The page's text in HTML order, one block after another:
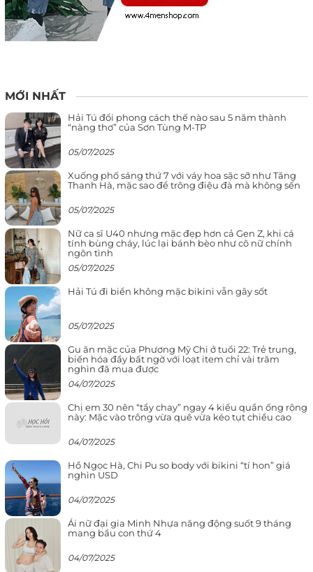
MỚI NHẤT
Hải Tú đổi phong cách thế nào sau 5 năm thành
“nàng thơ” của Sơn Tùng M-TP
05/07/2025
Xuống phố sáng thứ 7 với váy hoa sặc sỡ như Tăng
Thanh Hà, mặc sao để trông điệu đà mà không sến
05/07/2025
Nữ ca sĩ U40 nhưng mặc đẹp hơn cả Gen Z, khi cá
tính bùng cháy, lúc lại bánh bèo như cô nữ chính
ngôn tình
05/07/2025
Hải Tú đi biển không mặc bikini vẫn gây sốt
05/07/2025
Gu ăn mặc của Phương Mỹ Chi ở tuổi 22: Trẻ trung,
biến hóa đầy bất ngờ với loạt item chỉ vài trăm
nghìn đã mua được
04/07/2025
Chị em 30 nên “tẩy chay” ngay 4 kiểu quần ống rộng
này: Mặc vào trông vừa quê vừa kéo tụt chiều cao
04/07/2025
Hồ Ngọc Hà, Chi Pu so body với bikini “tí hon” giá
nghìn USD
04/07/2025
Ái nữ đại gia Minh Nhựa năng động suốt 9 tháng
mang bầu con thứ 4
04/07/2025